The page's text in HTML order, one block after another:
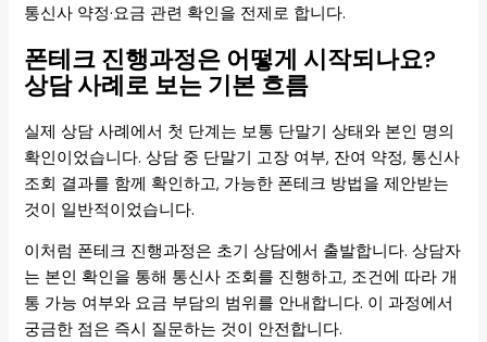
통신사 약정·요금 관련 확인을 전제로 합니다.
폰테크 진행과정은 어떻게 시작되나요?
상담 사례로 보는 기본 흐름
실제 상담 사례에서 첫 단계는 보통 단말기 상태와 본인 명의
확인이었습니다. 상담 중 단말기 고장 여부, 잔여 약정, 통신사
조회 결과를 함께 확인하고, 가능한 폰테크 방법을 제안받는
것이 일반적이었습니다.
이처럼 폰테크 진행과정은 초기 상담에서 출발합니다. 상담자
는 본인 확인을 통해 통신사 조회를 진행하고, 조건에 따라 개
통 가능 여부와 요금 부담의 범위를 안내합니다. 이 과정에서
궁금한 점은 즉시 질문하는 것이 안전합니다.